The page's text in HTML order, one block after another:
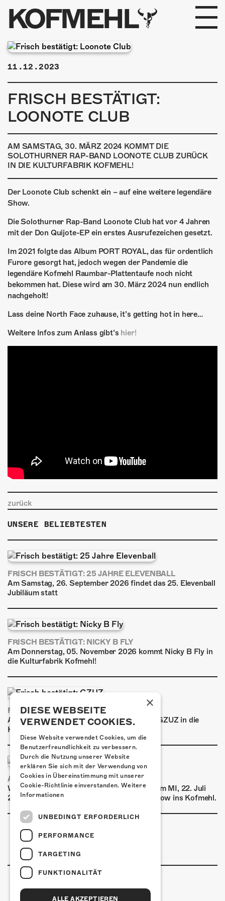
KOFMEHL
PROGRAMM
FABRIKGEFLÜSTER
GALERIE
PHOTOMAT
INFOS
ÜBER UNS
GÖNNEREI
SHOP
MITMACHEN
11.12.2023
FRISCH BESTÄTIGT:
LOONOTE CLUB
AM SAMSTAG, 30. MÄRZ 2024 KOMMT DIE
SOLOTHURNER RAP-BAND LOONOTE CLUB ZURÜCK
IN DIE KULTURFABRIK KOFMEHL!
Der Loonote Club schenkt ein – auf eine weitere legendäre
Show.
Die Solothurner Rap-Band Loonote Club hat vor 4 Jahren
mit der Don Quijote-EP ein erstes Ausrufezeichen gesetzt.
Im 2021 folgte das Album PORT ROYAL, das für ordentlich
Furore gesorgt hat, jedoch wegen der Pandemie die
legendäre Kofmehl Raumbar-Plattentaufe noch nicht
bekommen hat. Diese wird am 30. März 2024 nun endlich
nachgeholt!
Lass deine North Face zuhause, it’s getting hot in here…
Weitere Infos zum Anlass gibt’s hier!
zurück
UNSERE BELIEBTESTEN
FRISCH BESTÄTIGT: 25 JAHRE ELEVENBALL
Am Samstag, 26. September 2026 findet das 25. Elevenball
Jubiläum statt
FRISCH BESTÄTIGT: NICKY B FLY
Am Donnerstag, 05. November 2026 kommt Nicky B Fly in
die Kulturfabrik Kofmehl!
FRISCH BESTÄTIGT: GZUZ
Am Donnerstag, 29. Oktober 2026 kommt GZUZ in die
Kulturfabrik Kofmehl!
AIRBOURNE - SPECIAL SUMMER SHOW
Wow, das ist ein Ding! Airbourne kommen am MI, 22. Juli
2026 für eine exklusive Special Summer Show ins Kofmehl.
×
DIESE WEBSEITE
VERWENDET COOKIES.
Diese Website verwendet Cookies, um die
Benutzerfreundlichkeit zu verbessern.
Durch die Nutzung unserer Website
erklären Sie sich mit der Verwendung von
Cookies in Übereinstimmung mit unserer
Cookie-Richtlinie einverstanden. Weitere
Informationen
UNBEDINGT ERFORDERLICH
PERFORMANCE
TARGETING
FUNKTIONALITÄT
ALLE AKZEPTIEREN